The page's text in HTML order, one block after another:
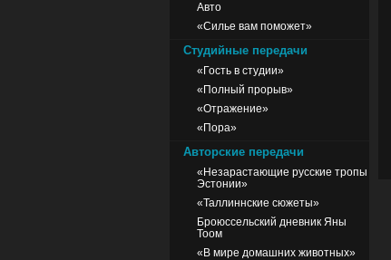
Авто
«Силье вам поможет»
Студийные передачи
«Гость в студии»
«Полный прорыв»
«Отражение»
«Пора»
Авторские передачи
«Незарастающие русские тропы
Эстонии»
«Таллиннские сюжеты»
Броюссельский дневник Яны
Тоом
«В мире домашних животных»